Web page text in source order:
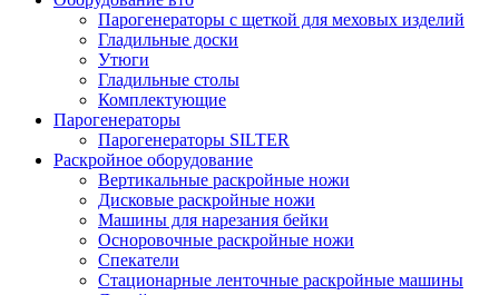
Парогенераторы с щеткой для меховых изделий
Гладильные доски
Утюги
Гладильные столы
Комплектующие
Парогенераторы
Парогенераторы SILTER
Раскройное оборудование
Вертикальные раскройные ножи
Дисковые раскройные ножи
Машины для нарезания бейки
Осноровочные раскройные ножи
Спекатели
Стационарные ленточные раскройные машины